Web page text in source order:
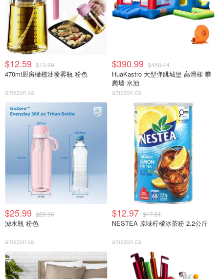
$12.59 $13.99
470ml厨房橄榄油喷雾瓶 粉色
amazon.ca
$390.99 $458.44
HuaKastro 大型弹跳城堡 高滑梯 攀
爬墙 水池
amazon.ca
$25.99 $28.96
滤水瓶 粉色
amazon.ca
$12.97 $17.81
NESTEA 原味柠檬冰茶粉 2.2公斤
amazon.ca